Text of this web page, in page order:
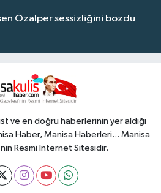
Özalper sessizliğini bozdu
ve en doğru haberlerinin yer aldığı
Haber, Manisa Haberleri... Manisa
Resmi İnternet Sitesidir.